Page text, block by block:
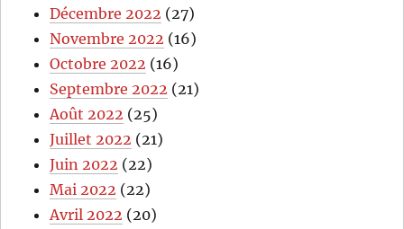
Décembre 2022 (27)
Novembre 2022 (16)
Octobre 2022 (16)
Septembre 2022 (21)
Août 2022 (25)
Juillet 2022 (21)
Juin 2022 (22)
Mai 2022 (22)
Avril 2022 (20)